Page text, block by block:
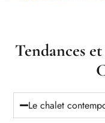
Tendances
Le chalet